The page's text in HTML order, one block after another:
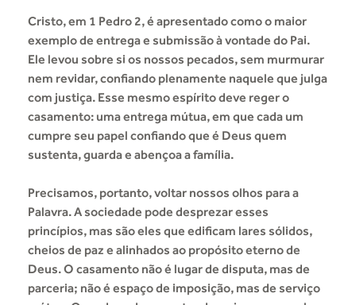
Cristo, em 1 Pedro 2, é apresentado como o maior
exemplo de entrega e submissão à vontade do Pai.
Ele levou sobre si os nossos pecados, sem murmurar
nem revidar, confiando plenamente naquele que julga
com justiça. Esse mesmo espírito deve reger o
casamento: uma entrega mútua, em que cada um
cumpre seu papel confiando que é Deus quem
sustenta, guarda e abençoa a família.
Precisamos, portanto, voltar nossos olhos para a
Palavra. A sociedade pode desprezar esses
princípios, mas são eles que edificam lares sólidos,
cheios de paz e alinhados ao propósito eterno de
Deus. O casamento não é lugar de disputa, mas de
parceria; não é espaço de imposição, mas de serviço